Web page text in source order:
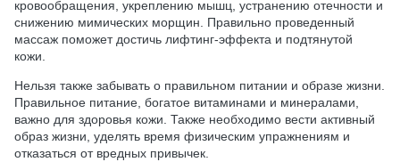
кровообращения, укреплению мышц, устранению отечности и
снижению мимических морщин. Правильно проведенный
массаж поможет достичь лифтинг-эффекта и подтянутой
кожи.
Нельзя также забывать о правильном питании и образе жизни.
Правильное питание, богатое витаминами и минералами,
важно для здоровья кожи. Также необходимо вести активный
образ жизни, уделять время физическим упражнениям и
отказаться от вредных привычек.